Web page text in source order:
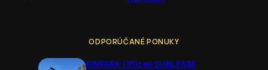
ODPORÚČANÉ PONUKY
EINPARK Offices SUBLEASE